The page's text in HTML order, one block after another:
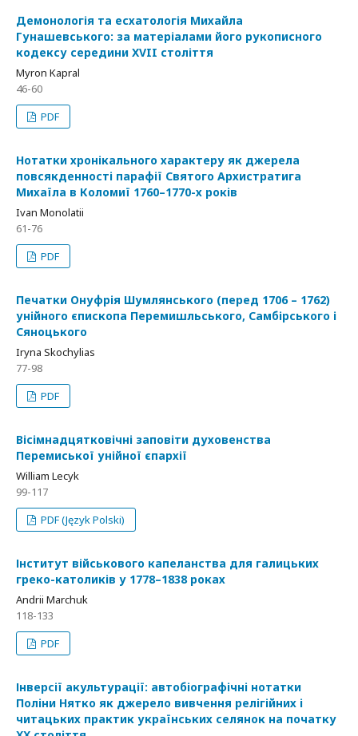
Демонологія та есхатологія Михайла
Гунашевського: за матеріалами його рукописного
кодексу середини XVII століття
Myron Kapral
46-60
PDF
Нотатки хронікального характеру як джерела
повсякденності парафії Святого Архистратига
Михаїла в Коломиї 1760–1770-х років
Ivan Monolatii
61-76
PDF
Печатки Онуфрія Шумлянського (перед 1706 – 1762)
унійного єпископа Перемишльського, Самбірського і
Сяноцького
Iryna Skochylias
77-98
PDF
Вісімнадцятковічні заповіти духовенства
Перемиської унійної єпархії
William Lecyk
99-117
PDF (Język Polski)
Інститут військового капеланства для галицьких
греко-католиків у 1778–1838 роках
Andrii Marchuk
118-133
PDF
Інверсії акультурації: автобіографічні нотатки
Поліни Нятко як джерело вивчення релігійних і
читацьких практик українських селянок на початку